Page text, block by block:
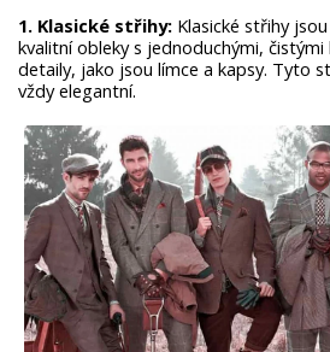
1. Klasické střihy: Klasické střihy
kvalitní obleky s jednoduchými,
detaily, jako jsou límce a kapsy. Tyto
vždy elegantní.